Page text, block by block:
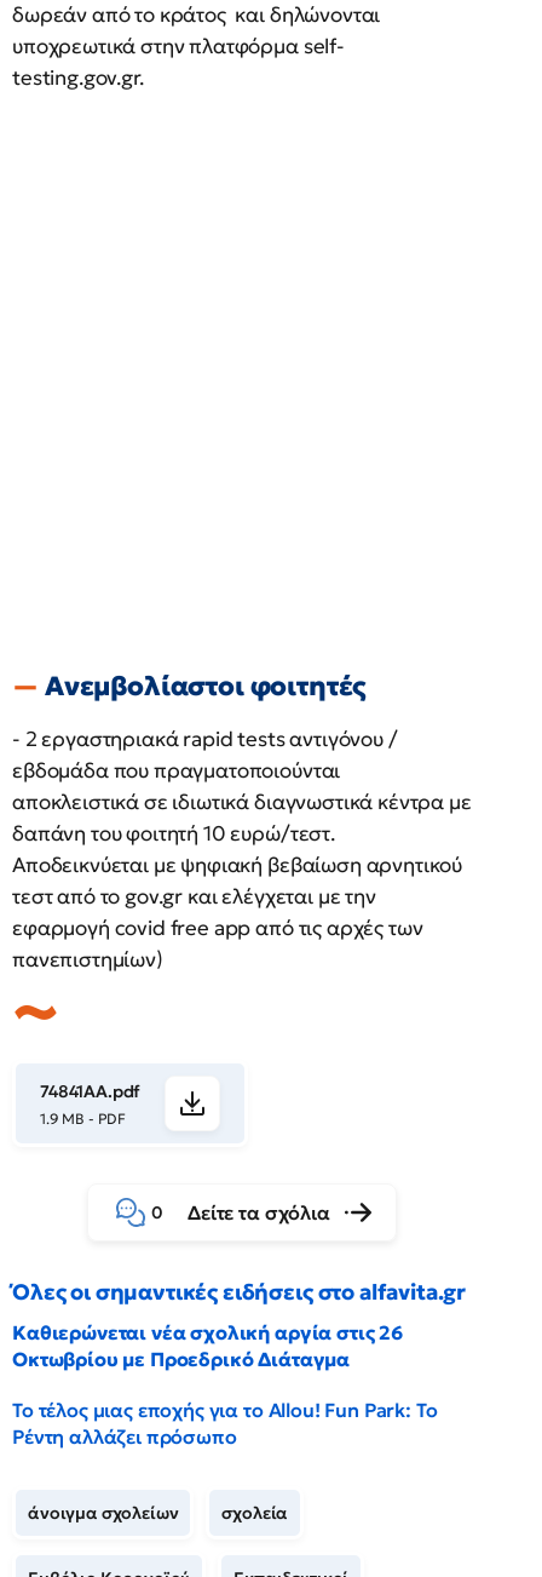
δωρεάν από το κράτος και δηλώνονται
υποχρεωτικά στην πλατφόρμα self-
testing.gov.gr.
Ανεμβολίαστοι φοιτητές
- 2 εργαστηριακά rapid tests αντιγόνου /
εβδομάδα που πραγματοποιούνται
αποκλειστικά σε ιδιωτικά διαγνωστικά κέντρα με
δαπάνη του φοιτητή 10 ευρώ/τεστ.
Αποδεικνύεται με ψηφιακή βεβαίωση αρνητικού
τεστ από το gov.gr και ελέγχεται με την
εφαρμογή covid free app από τις αρχές των
πανεπιστημίων)
74841ΑΑ.pdf
1.9 MB - PDF
0 Δείτε τα σχόλια
Όλες οι σημαντικές ειδήσεις στο alfavita.gr
Καθιερώνεται νέα σχολική αργία στις 26
Οκτωβρίου με Προεδρικό Διάταγμα
Το τέλος μιας εποχής για το Allou! Fun Park: Το
Ρέντη αλλάζει πρόσωπο
άνοιγμα σχολείων σχολεία